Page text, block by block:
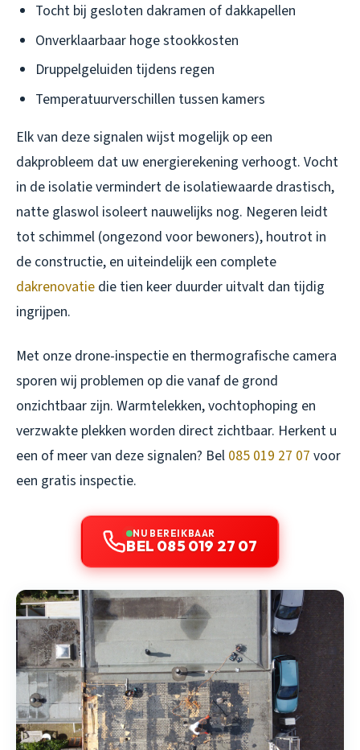
Tocht bij gesloten dakramen of dakkapellen
Onverklaarbaar hoge stookkosten
Druppelgeluiden tijdens regen
Temperatuurverschillen tussen kamers
Elk van deze signalen wijst mogelijk op een
dakprobleem dat uw energierekening verhoogt. Vocht
in de isolatie vermindert de isolatiewaarde drastisch,
natte glaswol isoleert nauwelijks nog. Negeren leidt
tot schimmel (ongezond voor bewoners), houtrot in
de constructie, en uiteindelijk een complete
dakrenovatie die tien keer duurder uitvalt dan tijdig
ingrijpen.
Met onze drone-inspectie en thermografische camera
sporen wij problemen op die vanaf de grond
onzichtbaar zijn. Warmtelekken, vochtophoping en
verzwakte plekken worden direct zichtbaar. Herkent u
een of meer van deze signalen? Bel 085 019 27 07 voor
een gratis inspectie.
NU BEREIKBAAR
BEL 085 019 27 07